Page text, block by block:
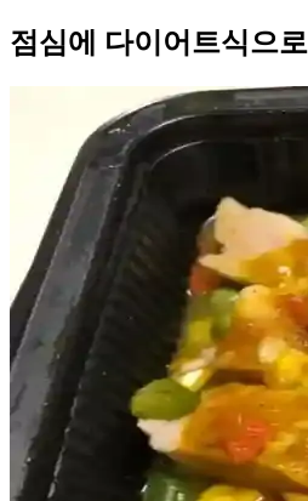
점심에 다이어트식으